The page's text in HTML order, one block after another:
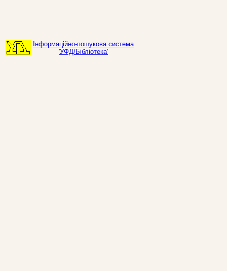
Інформаційно-пошукова система
'УФД/Бібліотека'